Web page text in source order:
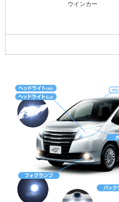
ウインカー